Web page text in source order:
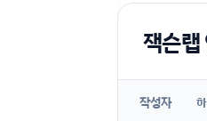
잭슨랩
작성자